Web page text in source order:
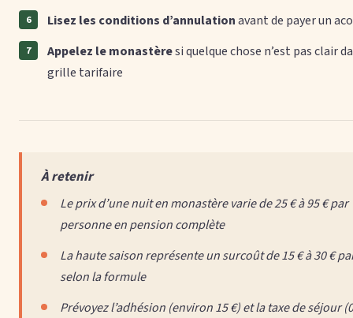
Lisez les conditions d’annulationavant de payer un
Appelez le monastèresi quelque chose n’est pas clair
grille tarifaire
À retenir
Le prix d’une nuit en monastère varie de 25 € à 95 € par
personne en pension complète
La haute saison représente un surcoût de 15 € à 30 €
selon la formule
Prévoyez l’adhésion (environ 15 €) et la taxe de séjour